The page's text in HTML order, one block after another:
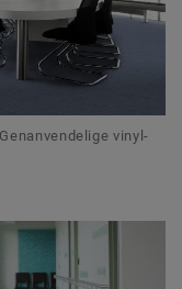
vinyl-